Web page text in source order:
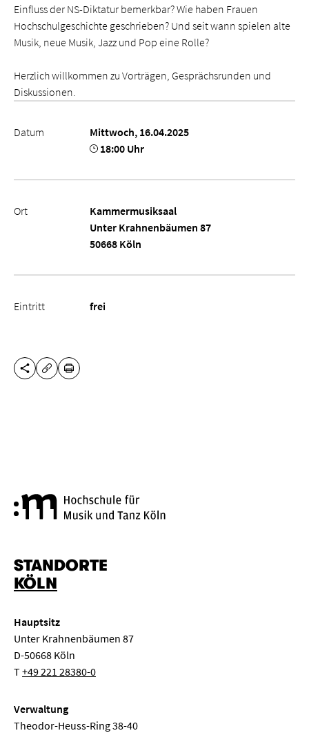
Einfluss der NS-Diktatur bemerkbar? Wie haben Frauen
Hochschulgeschichte geschrieben? Und seit wann spielen alte
Musik, neue Musik, Jazz und Pop eine Rolle?
Herzlich willkommen zu Vorträgen, Gesprächsrunden und
Diskussionen.
Datum
Mittwoch, 16.04.2025
18:00 Uhr
Ort
Kammermusiksaal
Unter Krahnenbäumen 87
50668 Köln
Eintritt frei
DIESE SEITE TEILEN
URL KOPIEREN
DRUCKEN
STANDORTE
KÖLN
Hauptsitz
Unter Krahnenbäumen 87
D-50668 Köln
T+49 221 28380-0
Verwaltung
Theodor-Heuss-Ring 38-40